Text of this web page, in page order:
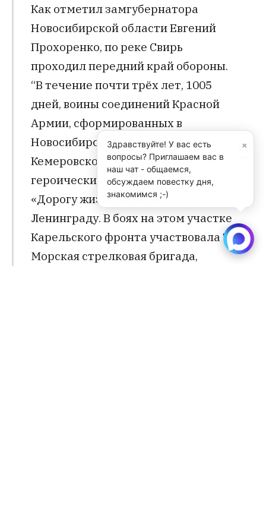
Как отметил замгубернатора
Новосибирской области Евгений
Прохоренко, по реке Свирь
проходил передний край обороны.
“В течение почти трёх лет, 1005
дней, воины соединений Красной
Армии, сформированных в
Новосибирской Иркутской,
Кемеровской и Омских областях,
героически сражались, защищая
«Дорогу жизни» и подступы к
Ленинграду. В боях на этом участке
Карельского фронта участвовала 73
Морская стрелковая бригада,
×
Здравствуйте! У вас есть
вопросы? Приглашаем вас в
наш чат - общаемся,
обсуждаем повестку дня,
знакомимся ;-)